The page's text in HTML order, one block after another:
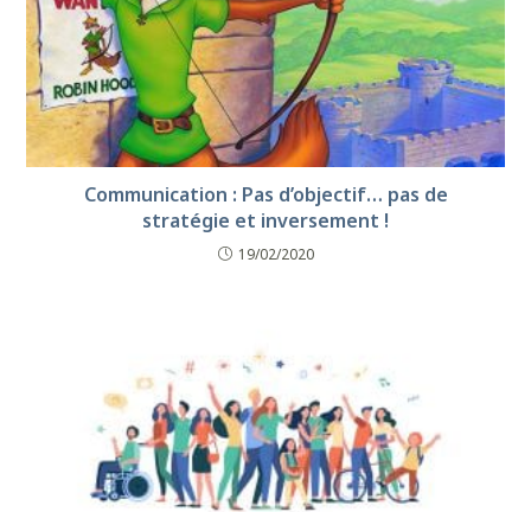
Communication : Pas d’objectif… pas de
stratégie et inversement !
19/02/2020